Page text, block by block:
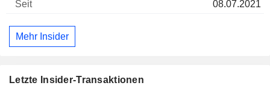
08.07.2021
Mehr Insider
Letzte Insider-Transaktionen